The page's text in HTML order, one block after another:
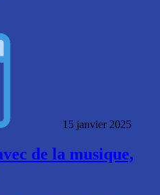
15 janvier 2025
de la musique,